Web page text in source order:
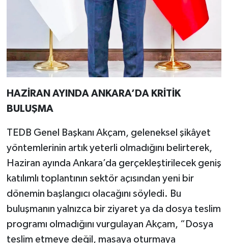
HAZİRAN AYINDA ANKARA’DA KRİTİK
BULUŞMA
TEDB Genel Başkanı Akçam, geleneksel şikâyet
yöntemlerinin artık yeterli olmadığını belirterek,
Haziran ayında Ankara’da gerçekleştirilecek geniş
katılımlı toplantının sektör açısından yeni bir
dönemin başlangıcı olacağını söyledi. Bu
buluşmanın yalnızca bir ziyaret ya da dosya teslim
programı olmadığını vurgulayan Akçam, “Dosya
teslim etmeye değil, masaya oturmaya